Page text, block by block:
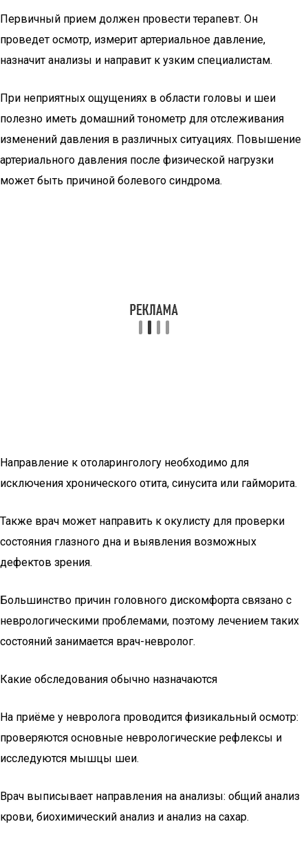
Первичный прием должен провести терапевт. Он
проведет осмотр, измерит артериальное давление,
назначит анализы и направит к узким специалистам.
При неприятных ощущениях в области головы и шеи
полезно иметь домашний тонометр для отслеживания
изменений давления в различных ситуациях. Повышение
артериального давления после физической нагрузки
может быть причиной болевого синдрома.
Направление к отоларингологу необходимо для
исключения хронического отита, синусита или гайморита.
Также врач может направить к окулисту для проверки
состояния глазного дна и выявления возможных
дефектов зрения.
Большинство причин головного дискомфорта связано с
неврологическими проблемами, поэтому лечением таких
состояний занимается врач-невролог.
Какие обследования обычно назначаются
На приёме у невролога проводится физикальный осмотр:
проверяются основные неврологические рефлексы и
исследуются мышцы шеи.
Врач выписывает направления на анализы: общий анализ
крови, биохимический анализ и анализ на сахар.